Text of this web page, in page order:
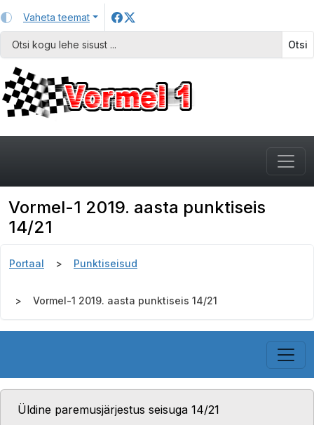
Vaheta teemat
Otsi
Vormel-1 2019. aasta punktiseis
14/21
Portaal Punktiseisud
Vormel-1 2019. aasta punktiseis 14/21
Üldine paremusjärjestus seisuga 14/21